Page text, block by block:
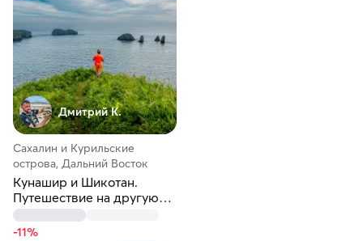
Дмитрий К.
Сахалин и Курильские
острова, Дальний Восток
Кунашир и Шикотан.
Путешествие на другую
планету
-11%